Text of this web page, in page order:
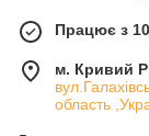
Працює з
м. Кривий
область